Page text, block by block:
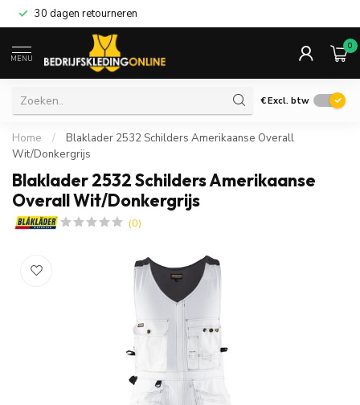
30 dagen retourneren
MENU
0
€Excl. btw
Home /
Blaklader 2532 Schilders Amerikaanse Overall
Wit/Donkergrijs
Blaklader 2532 Schilders Amerikaanse
Overall Wit/Donkergrijs
(0)